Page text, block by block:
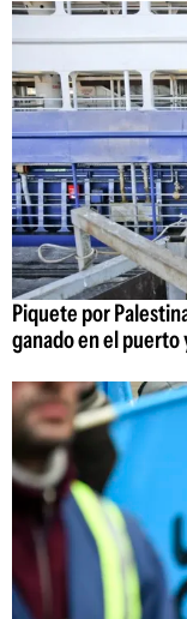
Piquete por
ganado en el puerto